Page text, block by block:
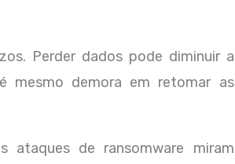
Perder dados pode diminuir a
mesmo demora em retomar as
ataques de ransomware miram